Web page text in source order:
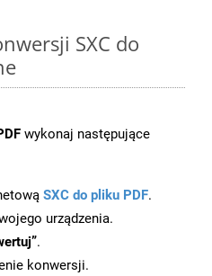
SXC do
wykonaj następujące
SXC do pliku PDF.
urządzenia.
.
konwersji.